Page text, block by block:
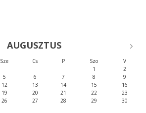
AUGUSZTUS
Sze Cs P Szo
V
1
2
5 6 7 8
9
12 13 14 15
16
19 20 21 22
23
26 27 28 29
30